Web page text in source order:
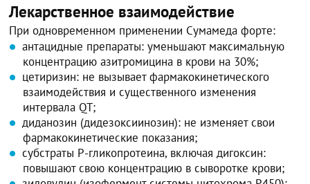
Лекарственное взаимодействие
При одновременном применении Сумамеда форте:
антацидные препараты: уменьшают максимальную
концентрацию азитромицина в крови на 30%;
цетиризин: не вызывает фармакокинетического
взаимодействия и существенного изменения
интервала QT;
диданозин (дидезоксиинозин): не изменяет свои
фармакокинетические показания;
субстраты Р-гликопротеина, включая дигоксин:
повышают свою концентрацию в сыворотке крови;